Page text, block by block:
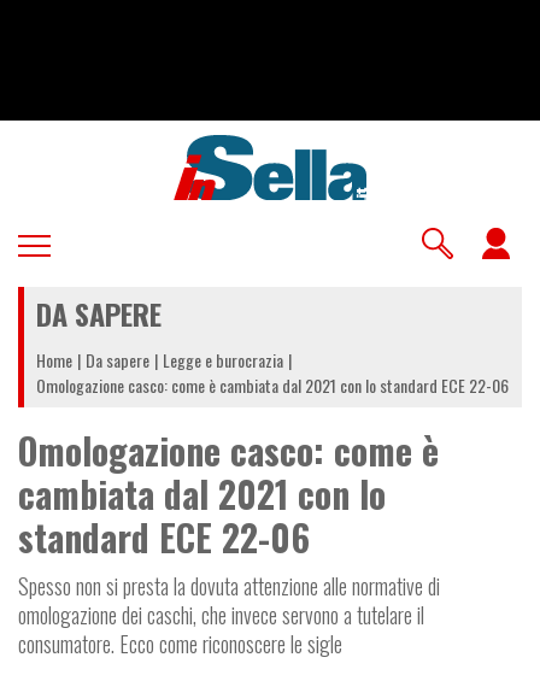
DA SAPERE
Home Da sapere Legge e burocrazia
Omologazione casco: come è cambiata dal 2021 con lo standard ECE 22-06
Omologazione casco: come è
cambiata dal 2021 con lo
standard ECE 22-06
Spesso non si presta la dovuta attenzione alle normative di
omologazione dei caschi, che invece servono a tutelare il
consumatore. Ecco come riconoscere le sigle